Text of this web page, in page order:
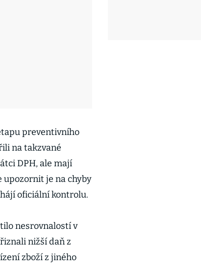
preventivního
na takzvané
DPH, ale mají
upozornit je na chyby
oficiální kontrolu.
nesrovnalostí v
nižší daň z
zboží z jiného